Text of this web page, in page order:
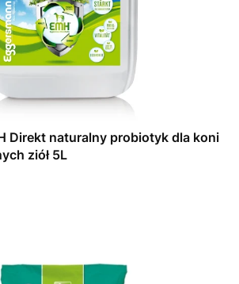
Direkt naturalny probiotyk dla koni
ziół 5L